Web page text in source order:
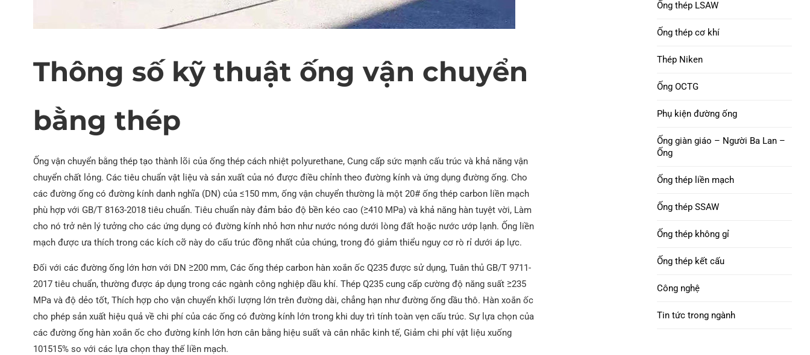
Ống thép A252 Ống vỏ C90
ỐNG VỎ M65
Khớp nối vỏ ống
con
Thông số kỹ thuật ống vận chuyển
bằng thép
Ống vận chuyển bằng thép tạo thành lõi của ống thép cách nhiệt polyurethane, Cung cấp sức mạnh cấu trúc và khả năng vận
chuyển chất lỏng. Các tiêu chuẩn vật liệu và sản xuất của nó được điều chỉnh theo đường kính và ứng dụng đường ống. Cho
các đường ống có đường kính danh nghĩa (DN) của ≤150 mm, ống vận chuyển thường là một 20# ống thép carbon liền mạch
phù hợp với GB/T 8163-2018 tiêu chuẩn. Tiêu chuẩn này đảm bảo độ bền kéo cao (≥410 MPa) và khả năng hàn tuyệt vời, Làm
cho nó trở nên lý tưởng cho các ứng dụng có đường kính nhỏ hơn như nước nóng dưới lòng đất hoặc nước ướp lạnh. Ống liền
mạch được ưa thích trong các kích cỡ này do cấu trúc đồng nhất của chúng, trong đó giảm thiểu nguy cơ rò rỉ dưới áp lực.
Đối với các đường ống lớn hơn với DN ≥200 mm, Các ống thép carbon hàn xoắn ốc Q235 được sử dụng, Tuân thủ GB/T 9711-
2017 tiêu chuẩn, thường được áp dụng trong các ngành công nghiệp dầu khí. Thép Q235 cung cấp cường độ năng suất ≥235
MPa và độ dẻo tốt, Thích hợp cho vận chuyển khối lượng lớn trên đường dài, chẳng hạn như đường ống dầu thô. Hàn xoắn ốc
cho phép sản xuất hiệu quả về chi phí của các ống có đường kính lớn trong khi duy trì tính toàn vẹn cấu trúc. Sự lựa chọn của
các đường ống hàn xoắn ốc cho đường kính lớn hơn cân bằng hiệu suất và cân nhắc kinh tế, Giảm chi phí vật liệu xuống
101515% so với các lựa chọn thay thế liền mạch.
Ống thép LSAW
Ống thép cơ khí
Thép Niken
Ống OCTG
Phụ kiện đường ống
Ống giàn giáo – Người Ba Lan –
Ống
Ống thép liền mạch
Ống thép SSAW
Ống thép không gỉ
Ống thép kết cấu
Công nghệ
Tin tức trong ngành